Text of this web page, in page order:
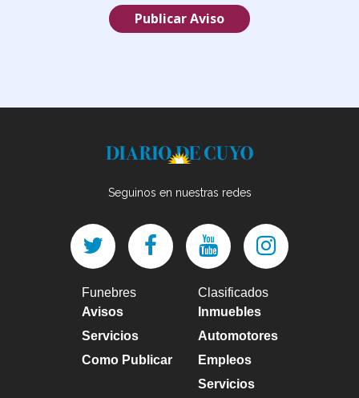
Publicar Aviso
Seguinos en nuestras redes
Funebres
Avisos
Servicios
Como Publicar
Clasificados
Inmuebles
Automotores
Empleos
Servicios